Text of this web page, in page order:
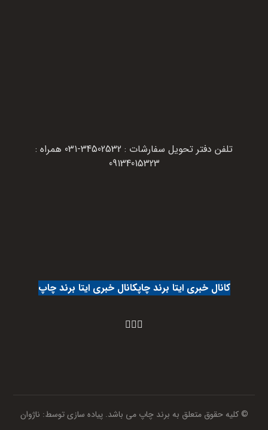
تلفن دفتر تحویل سفارشات : 34502532-031 همراه :
09134015323
کانال خبری ایتا برند چاپکانال خبری ایتا برند چاپ
© کلیه حقوق متعلق به برند چاپ می باشد. پیاده سازی توسط: ناژوان